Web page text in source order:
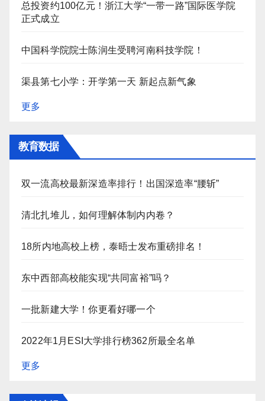
总投资约100亿元！浙江大学“一带一路”国际医学院
正式成立
中国科学院院士陈润生受聘河南科技学院！
渠县第七小学：开学第一天 新起点新气象
更多
教育数据
双一流高校最新深造率排行！出国深造率“腰斩”
清北扎堆儿，如何理解体制内内卷？
18所内地高校上榜，泰晤士发布重磅排名！
东中西部高校能实现“共同富裕”吗？
一批新建大学！你更看好哪一个
2022年1月ESI大学排行榜362所最全名单
更多